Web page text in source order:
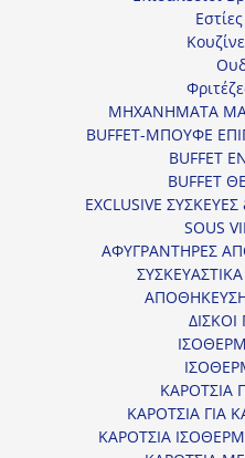
ΜΗΧΑΝΗΜΑΤΑ
BUFFET-ΜΠΟΥΦΕ
BUFFET
BUFFET
EXCLUSIVE
SOUS
ΑΦΥΓΡΑΝΤΗΡΕΣ
ΔΙΣΚΟΙ
ΚΑΡΟΤΣΙΑ
ΚΑΡΟΤΣΙΑ ΓΙΑ
ΚΑΡΟΤΣΙΑ